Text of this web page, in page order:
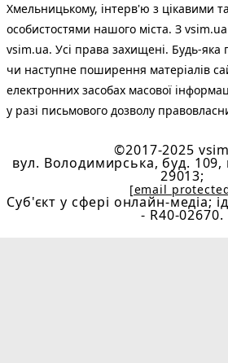
Хмельницькому, інтерв'ю з цікавими
особистостями нашого міста. З
vsim.ua. Усі права захищені. Будь-яка
чи наступне поширення матеріалів
електронних засобах масової
у разі письмового дозволу
©2017-2025
вул. Володимирська, буд.
29013;
[email
Cуб'єкт у сфері онлайн-медіа;
- R40-02670.